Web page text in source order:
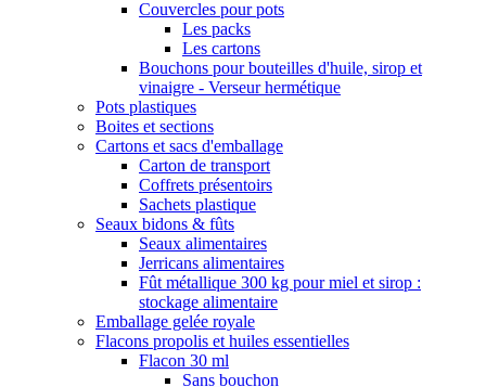
Couvercles pour pots
Les packs
Les cartons
Bouchons pour bouteilles d'huile, sirop et
vinaigre - Verseur hermétique
Pots plastiques
Boites et sections
Cartons et sacs d'emballage
Carton de transport
Coffrets présentoirs
Sachets plastique
Seaux bidons & fûts
Seaux alimentaires
Jerricans alimentaires
Fût métallique 300 kg pour miel et sirop :
stockage alimentaire
Emballage gelée royale
Flacons propolis et huiles essentielles
Flacon 30 ml
Sans bouchon